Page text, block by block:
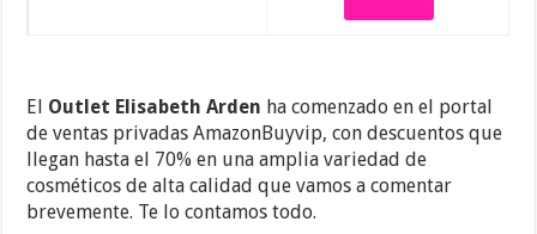
El Outlet Elisabeth Arden ha comenzado en el portal
de ventas privadas AmazonBuyvip, con descuentos que
llegan hasta el 70% en una amplia variedad de
cosméticos de alta calidad que vamos a comentar
brevemente. Te lo contamos todo.